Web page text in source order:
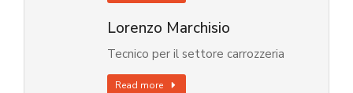
Lorenzo Marchisio
Tecnico per il settore carrozzeria
Read more